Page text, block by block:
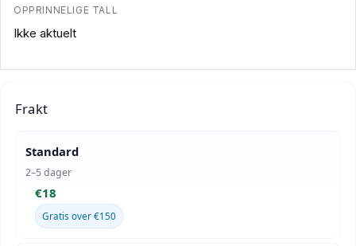
OPPRINNELIGE TALL
Ikke aktuelt
Frakt
Standard
2–5 dager
€18
Gratis over €150